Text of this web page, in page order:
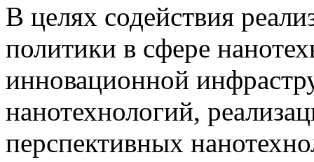
В целях содействия
политики в сфере
инновационной
нанотехнологий,
перспективных